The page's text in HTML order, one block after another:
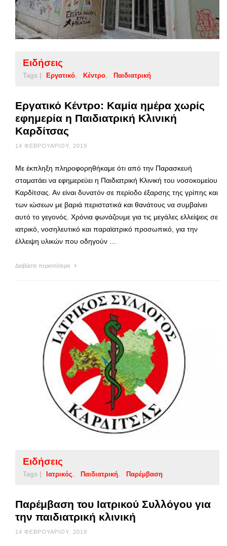
Ειδήσεις
Tags | Εργατικό Κέντρο Παιδιατρική
Εργατικό Κέντρο: Καμία ημέρα χωρίς
εφημερία η Παιδιατρική Κλινική
Καρδίτσας
14 ΦΕΒΡΟΥΑΡΊΟΥ, 2019
Με έκπληξη πληροφορηθήκαμε ότι από την Παρασκευή
σταματάει να εφημερεύει η Παιδιατρική Κλινική του νοσοκομείου
Καρδίτσας. Αν είναι δυνατόν σε περίοδο έξαρσης της γρίπης και
των ιώσεων με βαριά περιστατικά και θανάτους να συμβαίνει
αυτό το γεγονός. Χρόνια φωνάζουμε για τις μεγάλες ελλείψεις σε
ιατρικό, νοσηλευτικό και παραϊατρικό προσωπικό, για την
έλλειψη υλικών που οδηγούν …
Διαβάστε περισσότερα
Ειδήσεις
Tags | Ιατρικός Παιδιατρική Παρέμβαση
Παρέμβαση του Ιατρικού Συλλόγου για
την παιδιατρική κλινική
14 ΦΕΒΡΟΥΑΡΊΟΥ, 2019